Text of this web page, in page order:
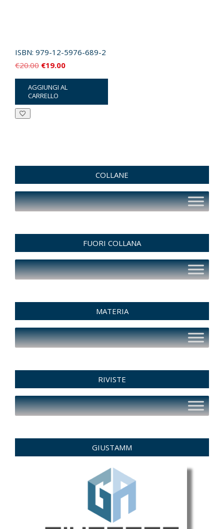
ISBN: 979-12-5976-689-2
€20.00 Il
prezzo
originale
era:
€19.00Il
prezzo
attuale
è:
AGGIUNGI AL
CARRELLO
COLLANE
FUORI COLLANA
MATERIA
RIVISTE
GIUSTAMM